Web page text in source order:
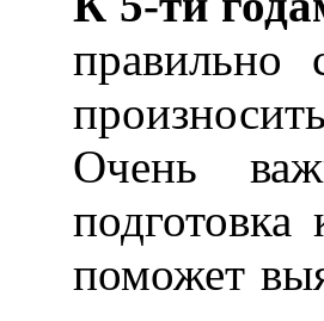
правильно
Очень
поможет